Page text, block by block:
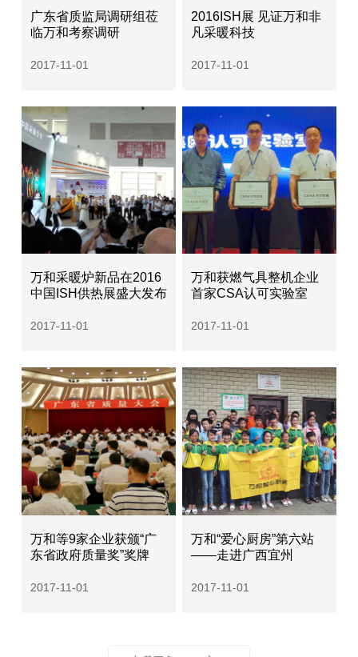
广东省质监局调研组莅
临万和考察调研
2017-11-01
2016ISH展 见证万和非
凡采暖科技
2017-11-01
万和采暖炉新品在2016
中国ISH供热展盛大发布
2017-11-01
万和获燃气具整机企业
首家CSA认可实验室
2017-11-01
万和等9家企业获颁“广
东省政府质量奖”奖牌
2017-11-01
万和“爱心厨房”第六站
——走进广西宜州
2017-11-01